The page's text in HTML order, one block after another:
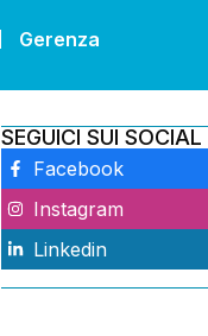
Gerenza
SEGUICI SUI SOCIAL
Facebook
Instagram
Linkedin